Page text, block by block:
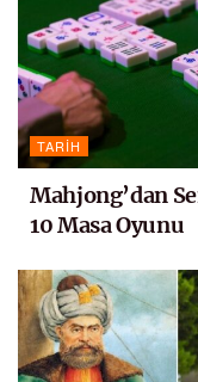
TARIH
Mahjong’dan
10 Masa Oyunu